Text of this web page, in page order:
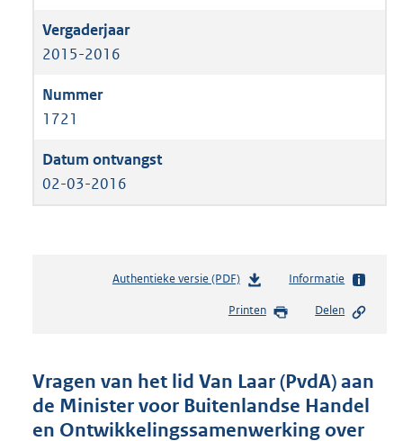
2015-2016
1721
02-03-2016
Authentieke versie (PDF)b
s
n
d
s
g
Informatie
Printen Delen
Vragen van het lid Van Laar (PvdA) aan
de Minister voor Buitenlandse Handel
en Ontwikkelingssamenwerking over